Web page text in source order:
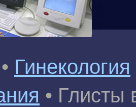
• Гинекология
• Глисты